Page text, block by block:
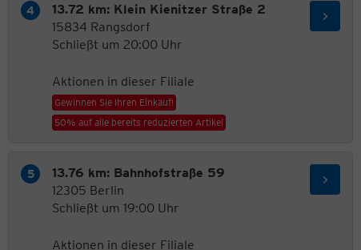
13.72 km: Klein Kienitzer Straße 2
15834 Rangsdorf
Schließt um 20:00 Uhr
Aktionen in dieser Filiale
Gewinnen Sie Ihren Einkauf!
50% auf alle bereits reduzierten Artikel
13.76 km: Bahnhofstraße 59
12305 Berlin
Schließt um 19:00 Uhr
Aktionen in dieser Filiale